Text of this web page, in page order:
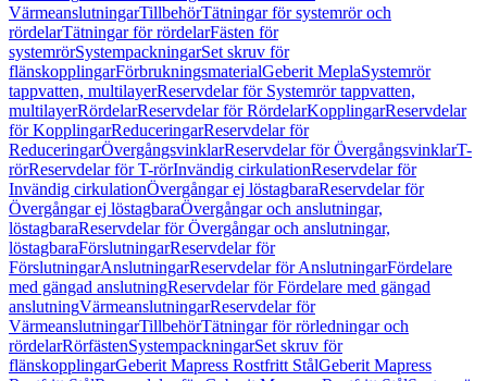
VärmeanslutningarTillbehörTätningar för systemrör och
rördelarTätningar för rördelarFästen för
systemrörSystempackningarSet skruv för
flänskopplingarFörbrukningsmaterialGeberit MeplaSystemrör
tappvatten, multilayerReservdelar för Systemrör tappvatten,
multilayerRördelarReservdelar för RördelarKopplingarReservdelar
för KopplingarReduceringarReservdelar för
ReduceringarÖvergångsvinklarReservdelar för ÖvergångsvinklarT-
rörReservdelar för T-rörInvändig cirkulationReservdelar för
Invändig cirkulationÖvergångar ej löstagbaraReservdelar för
Övergångar ej löstagbaraÖvergångar och anslutningar,
löstagbaraReservdelar för Övergångar och anslutningar,
löstagbaraFörslutningarReservdelar för
FörslutningarAnslutningarReservdelar för AnslutningarFördelare
med gängad anslutningReservdelar för Fördelare med gängad
anslutningVärmeanslutningarReservdelar för
VärmeanslutningarTillbehörTätningar för rörledningar och
rördelarRörfästenSystempackningarSet skruv för
flänskopplingarGeberit Mapress Rostfritt StålGeberit Mapress